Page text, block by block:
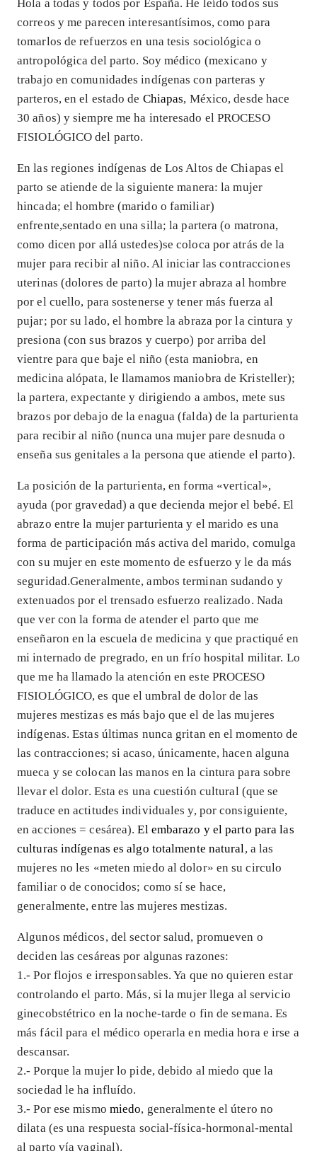
Hola a todas y todos por España. He leído todos sus
correos y me parecen interesantísimos, como para
tomarlos de refuerzos en una tesis sociológica o
antropológica del parto. Soy médico (mexicano y
trabajo en comunidades indígenas con parteras y
parteros, en el estado de Chiapas, México, desde hace
30 años) y siempre me ha interesado el PROCESO
FISIOLÓGICO del parto.
En las regiones indígenas de Los Altos de Chiapas el
parto se atiende de la siguiente manera: la mujer
hincada; el hombre (marido o familiar)
enfrente,sentado en una silla; la partera (o matrona,
como dicen por allá ustedes)se coloca por atrás de la
mujer para recibir al niño. Al iniciar las contracciones
uterinas (dolores de parto) la mujer abraza al hombre
por el cuello, para sostenerse y tener más fuerza al
pujar; por su lado, el hombre la abraza por la cintura y
presiona (con sus brazos y cuerpo) por arriba del
vientre para que baje el niño (esta maniobra, en
medicina alópata, le llamamos maniobra de Kristeller);
la partera, expectante y dirigiendo a ambos, mete sus
brazos por debajo de la enagua (falda) de la parturienta
para recibir al niño (nunca una mujer pare desnuda o
enseña sus genitales a la persona que atiende el parto).
La posición de la parturienta, en forma «vertical»,
ayuda (por gravedad) a que decienda mejor el bebé. El
abrazo entre la mujer parturienta y el marido es una
forma de participación más activa del marido, comulga
con su mujer en este momento de esfuerzo y le da más
seguridad.Generalmente, ambos terminan sudando y
extenuados por el trensado esfuerzo realizado. Nada
que ver con la forma de atender el parto que me
enseñaron en la escuela de medicina y que practiqué en
mi internado de pregrado, en un frío hospital militar. Lo
que me ha llamado la atención en este PROCESO
FISIOLÓGICO, es que el umbral de dolor de las
mujeres mestizas es más bajo que el de las mujeres
indígenas. Estas últimas nunca gritan en el momento de
las contracciones; si acaso, únicamente, hacen alguna
mueca y se colocan las manos en la cintura para sobre
llevar el dolor. Esta es una cuestión cultural (que se
traduce en actitudes individuales y, por consiguiente,
en acciones = cesárea).El embarazo y el parto para las
culturas indígenas es algo totalmente natural, a las
mujeres no les «meten miedo al dolor» en su circulo
familiar o de conocidos; como sí se hace,
generalmente, entre las mujeres mestizas.
Algunos médicos, del sector salud, promueven o
deciden las cesáreas por algunas razones:
1.- Por flojos e irresponsables. Ya que no quieren estar
controlando el parto. Más, si la mujer llega al servicio
ginecobstétrico en la noche-tarde o fin de semana. Es
más fácil para el médico operarla en media hora e irse a
descansar.
2.- Porque la mujer lo pide, debido al miedo que la
sociedad le ha influído.
3.- Por ese mismo miedo, generalmente el útero no
dilata (es una respuesta social-física-hormonal-mental
al parto vía vaginal).